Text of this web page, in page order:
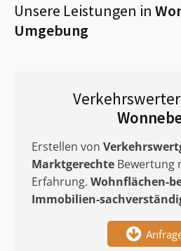
Unsere Leistungen in
Umgebung
Erstellen von
Marktgerechte Bewertung
Erfahrung. Wohnflächen-
Immobilien-